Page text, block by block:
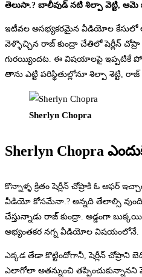
తెలుసా.? బాలీవుడ్ నటి శిల్పా వెట్టి, ఆమె
ఇటీవల అసభ్యకరమైన వీడియోల కేసులో
వెళ్ళొచ్చిన రాజ్ కుంద్రా చేతిలో షెర్లీన్
గురయ్యిందట. ఈ విషయాలపై ఇప్పటికే
తాను ఎట్టి పరిస్థితుల్లోనూ శిల్పా శెట్టి, రాజ్
Sherlyn Chopra
Sherlyn Chopra
కొన్నాళ్ళ క్రితం షెర్లీన్ చోప్రాకి ఓ ఆఫర్
వీడియో కోసమేనా.? అన్నది తేలాల్సి
చేస్తున్నాడు రాజ్ కుంద్రా. అడ్డంగా
అభ్యంతకర నగ్న వీడియోల విషయంలోనే.
ఎక్కడ తేడా కొట్టిందోగానీ, షెర్లీన్ చోప్రాని
ఎలాగోలా అతన్నుంచి తప్పించుకున్నానని